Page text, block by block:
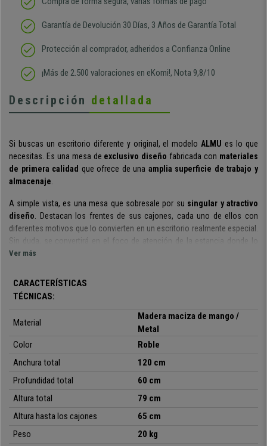
Garantía de Devolución 30 Días, 3 Años de Garantía Total
Protección al comprador, adheridos a Confianza Online
¡Más de 2.500 valoraciones en eKomi!, Nota 9,8/10
Descripción detallada
Si buscas un escritorio diferente y original, el modelo ALMU es lo que
necesitas. Es una mesa de exclusivo diseño fabricada con materiales
de primera calidad que ofrece de una amplia superficie de trabajo y
almacenaje
A simple vista, es una mesa que sobresale por su singular y atractivo
diseño . Destacan los frentes de sus cajones, cada uno de ellos con
diferentes motivos que lo convierten en un escritorio realmente especial.
Sin duda, se convertirá en el foco de atención de la estancia donde lo
vayas a colocar.
trabajo útil de 120 cm de ancho y 60 de profundidad
dimensiones perfectas para poder desarrollar tus tareas diarias con total
confort y amplitud. Asimismo, dispone de3 cajones en los que poder
guardar todos aquellos objetos que necesitamos tener a mano, pero que
También caben mencionar los materiales de calidad
hechos con madera maciza de mango
sido sellado para una mejor conservación.
negro mateaportanun toque de diseño
Ver más
CARACTERÍSTICAS
TÉCNICAS:
Material
Madera maciza de mango /
Metal
Color
Roble
Anchura total
120 cm
Profundidad total
60 cm
Altura total
79 cm
Altura hasta los cajones
65 cm
Peso
20 kg